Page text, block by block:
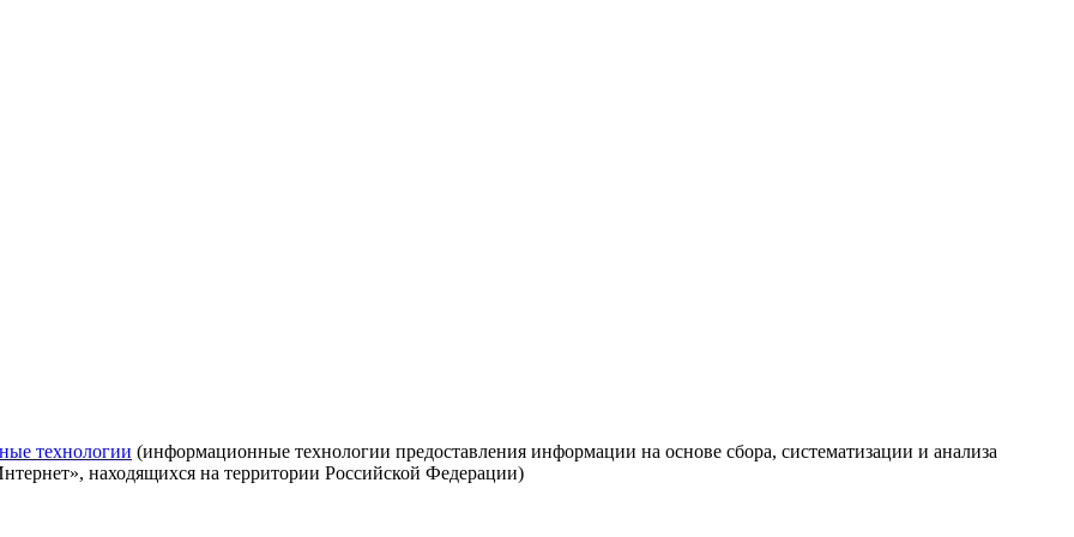
технологии (информационные технологии предоставления информации на основе сбора, систематизации и анализа
находящихся на территории Российской Федерации)